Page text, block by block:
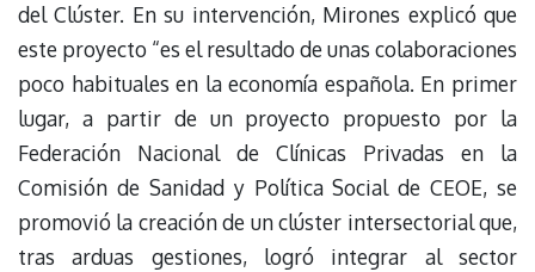
del Clúster. En su intervención, Mirones explicó que
este proyecto “es el resultado de unas colaboraciones
poco habituales en la economía española. En primer
lugar, a partir de un proyecto propuesto por la
Federación Nacional de Clínicas Privadas en la
Comisión de Sanidad y Política Social de CEOE, se
promovió la creación de un clúster intersectorial que,
tras arduas gestiones, logró integrar al sector